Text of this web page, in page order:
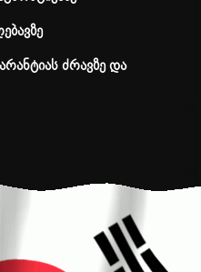
ძრავზე და